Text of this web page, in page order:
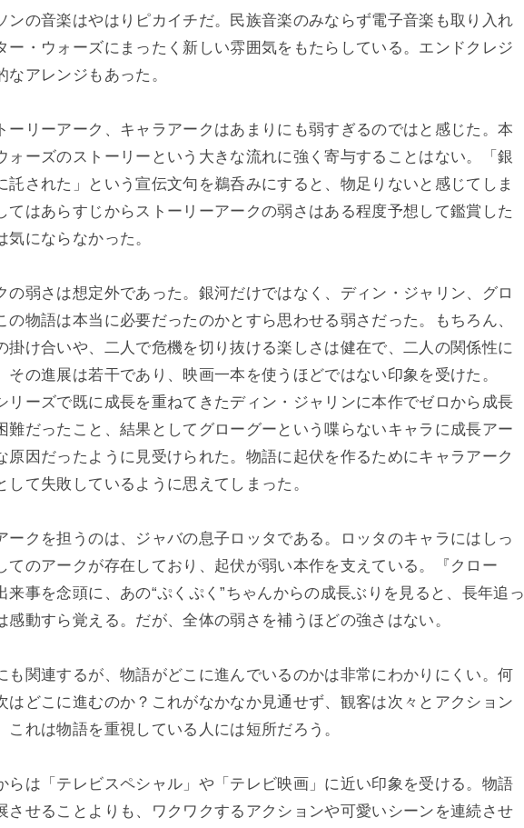
ンの音楽はやはりピカイチだ。民族音楽のみならず電子音楽も取り入れ
ー・ウォーズにまったく新しい雰囲気をもたらしている。エンドクレジ
なアレンジもあった。
ーリーアーク、キャラアークはあまりにも弱すぎるのではと感じた。本
ォーズのストーリーという大きな流れに強く寄与することはない。「銀
託された」という宣伝文句を鵜呑みにすると、物足りないと感じてしま
てはあらすじからストーリーアークの弱さはある程度予想して鑑賞した
にならなかった。
の弱さは想定外であった。銀河だけではなく、ディン・ジャリン、グロ
の物語は本当に必要だったのかとすら思わせる弱さだった。もちろん、
掛け合いや、二人で危機を切り抜ける楽しさは健在で、二人の関係性に
その進展は若干であり、映画一本を使うほどではない印象を受けた。
リーズで既に成長を重ねてきたディン・ジャリンに本作でゼロから成長
難だったこと、結果としてグローグーという喋らないキャラに成長アー
原因だったように見受けられた。物語に起伏を作るためにキャラアーク
して失敗しているように思えてしまった。
ークを担うのは、ジャバの息子ロッタである。ロッタのキャラにはしっ
てのアークが存在しており、起伏が弱い本作を支えている。『クロー
来事を念頭に、あの“ぷくぷく”ちゃんからの成長ぶりを見ると、長年追っ
感動すら覚える。だが、全体の弱さを補うほどの強さはない。
も関連するが、物語がどこに進んでいるのかは非常にわかりにくい。何
はどこに進むのか？これがなかなか見通せず、観客は次々とアクション
これは物語を重視している人には短所だろう。
らは「テレビスペシャル」や「テレビ映画」に近い印象を受ける。物語
させることよりも、ワクワクするアクションや可愛いシーンを連続させ